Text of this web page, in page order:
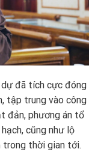
đã tích cực đóng
tập trung vào công
đản, phương án tổ
cũng như lộ
thời gian tới.